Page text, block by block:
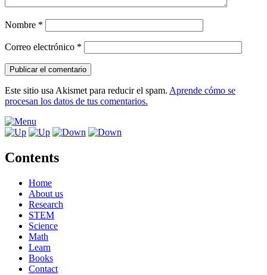
Nombre *
Correo electrónico *
Este sitio usa Akismet para reducir el spam. Aprende cómo se
procesan los datos de tus comentarios.
Contents
Home
About us
Research
STEM
Science
Math
Learn
Books
Contact